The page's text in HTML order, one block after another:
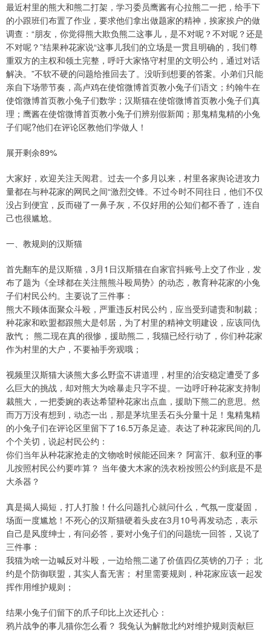
最近村里的熊大和熊二打架，学习委员鹰酱有心拉熊二一把，给手下
的小跟班们布置了作业，要求他们拿出做题家的精神，挨家挨户的做
调查：“朋友，你觉得熊大欺负熊二这事儿，是不对呢？不对呢？还是
不对呢？”结果种花家说“这事儿我们的立场是一贯且明确的，我们尊
重双方的主权和领土完整，呼吁大家恪守村里的文明公约，通过对话
解决。”不软不硬的问题给推回去了。没听到想要的答案。小弟们只能
亲自下场带节奏，高卢鸡在使馆微博首页教小兔子们语文；约翰牛在
使馆微博首页教小兔子们数学；汉斯猫在使馆微博首页教小兔子们真
理；鹰酱在使馆微博首页教小兔子们辨别假新闻；那鬼精鬼精的小兔
子们呢?他们在评论区教他们学做人！
展开剩余89%
大家好，欢迎关注天阅君。过去一个多月以来，村里各家舆论进攻力
量都在与种花家的网民之间“激烈交锋。不过今时不同往日，他们不仅
没占到便宜，反而碰了一鼻子灰，不仅好用的公知们都不香了，连自
己也很尴尬。
一、教规则的汉斯猫
首先翻车的是汉斯猫，3月1日汉斯猫在自家官抖账号上交了作业，发
布了题为《全球都在关注熊熊斗殴局势》的动态，教育种花家的小兔
子们村民公约。主要说了三件事：
熊大不顾体面聚众斗殴，严重违反村民公约，应当受到谴责和制裁；
种花家和欧盟都跟熊大是邻居，为了村里的精神文明建设，应该同仇
敌忾； 熊二现在真的很惨，援助熊二，我猫已经行动了，你们种花家
作为村里的大户，不要袖手旁观哦；
视频里汉斯猫大谈熊大多么野蛮不讲道理，村里的治安稳定遭受了多
么巨大的挑战，却对熊大为啥暴走只字不提。一边呼吁种花家支持制
裁熊大，一把委婉的表达希望种花家出点血，援助下熊二的意思。然
而万万没有想到，动态一出，那是茅坑里丢石头分量十足！鬼精鬼精
的小兔子们在评论区里留下了16.5万条足迹。表达了种花家民间的几
个个关切，说起村民公约：
你们当年从种花家抢走的文物啥时候能还回来？ 阿富汗、叙利亚的事
儿按照村民公约要咋算？ 当年傻大木家的洗衣粉按照公约到底是不是
大杀器？
真是揭人揭短，打人打脸！什么问题扎心就问什么，气氛一度凝固，
场面一度尴尬！不死心的汉斯猫硬着头皮在3月10号再发动态，表示
自己是风度绅士，有问必答，要对小兔子们的问题统一回答，又说了
三件事：
我猫为啥一边喊反对斗殴，一边给熊二递了价值四亿英镑的刀子； 北
约是个防御联盟，其实人畜无害； 村里需要规则，种花家应该一起发
挥作用维护规则；
结果小兔子们留下的爪子印比上次还扎心：
鸦片战争的事儿猫你怎么看？ 我兔认为解散北约对维护规则贡献巨